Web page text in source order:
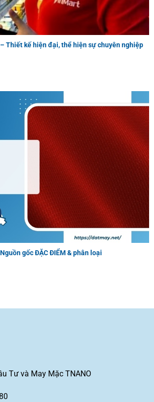
Thiết kế hiện đại, thể hiện sự chuyên nghiệp
gốc ĐẶC ĐIỂM & phân loại
Tư và May Mặc TNANO